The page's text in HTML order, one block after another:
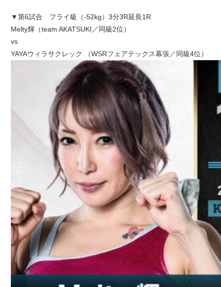
▼第6試合 フライ級（-52kg）3分3R延長1R
Melty輝（team AKATSUKI／同級2位）
vs
YAYAウィラサクレック （WSRフェアテックス幕張／同級4位）